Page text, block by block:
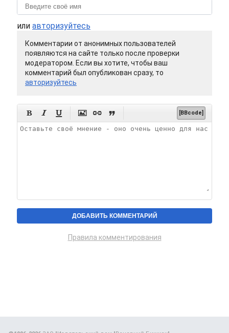
или авторизуйтесь
Комментарии от анонимных пользователей
появляются на сайте только после проверки
модератором. Если вы хотите, чтобы ваш
комментарий был опубликован сразу, то
авторизуйтесь
      [BBcode]
Правила комментирования